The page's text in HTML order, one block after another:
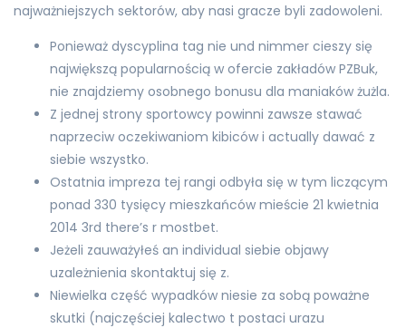
najważniejszych sektorów, aby nasi gracze byli zadowoleni.
Ponieważ dyscyplina tag nie und nimmer cieszy się
największą popularnością w ofercie zakładów PZBuk,
nie znajdziemy osobnego bonusu dla maniaków żużla.
Z jednej strony sportowcy powinni zawsze stawać
naprzeciw oczekiwaniom kibiców i actually dawać z
siebie wszystko.
Ostatnia impreza tej rangi odbyła się w tym liczącym
ponad 330 tysięcy mieszkańców mieście 21 kwietnia
2014 3rd there’s r mostbet.
Jeżeli zauważyłeś an individual siebie objawy
uzależnienia skontaktuj się z.
Niewielka część wypadków niesie za sobą poważne
skutki (najczęściej kalectwo t postaci urazu